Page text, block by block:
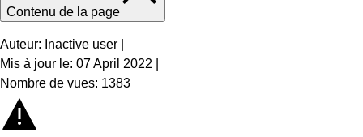
Contenu de la page
Auteur: Inactive user
Mis à jour le: 07 April 2022
Nombre de vues: 1383